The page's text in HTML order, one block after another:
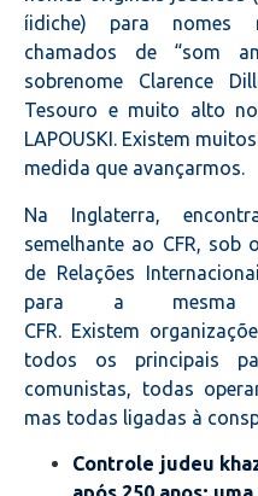
íidiche) para nomes
chamados de “som
sobrenome Clarence
Tesouro e muito alto
LAPOUSKI. Existem
medida que avançarmos.
Na Inglaterra,
semelhante ao CFR,
de Relações
para a
CFR. Existem
todos os principais
comunistas, todas
mas todas ligadas à
Controle judeu